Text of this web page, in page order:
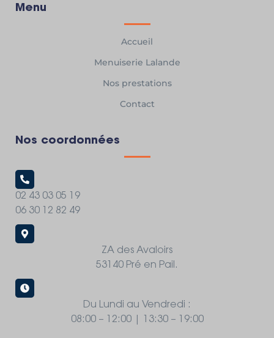
Menuisier Carrouges
Menu
Accueil
Menuiserie Lalande
Nos prestations
Contact
Nos coordonnées
02 43 03 05 19
06 30 12 82 49
ZA des Avaloirs
53140 Pré en Pail.
Du Lundi au Vendredi :
08:00 – 12:00 | 13:30 – 19:00